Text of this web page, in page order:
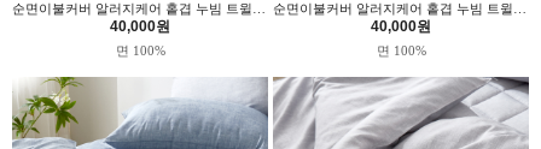
40,000원
면 100%
40,000원
면 100%